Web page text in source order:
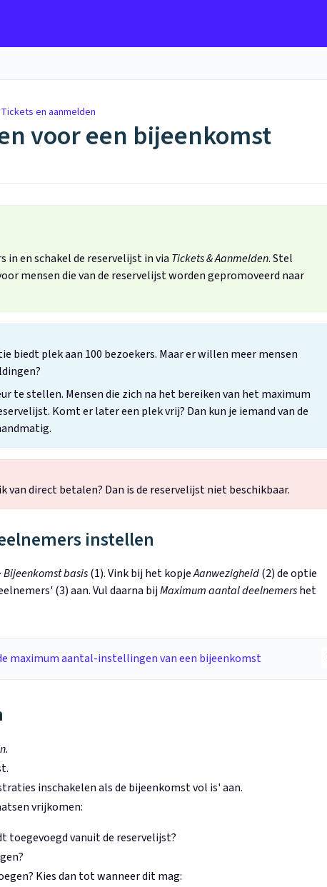
Tickets en aanmelden
voor een bijeenkomst
in en schakel de reservelijst in via Tickets & Aanmelden. Stel
mensen die van de reservelijst worden gepromoveerd naar
biedt plek aan 100 bezoekers. Maar er willen meer mensen
te stellen. Mensen die zich na het bereiken van het maximum
Komt er later een plek vrij? Dan kun je iemand van de
van direct betalen? Dan is de reservelijst niet beschikbaar.
instellen
Bijeenkomst basis(1). Vink bij het kopjeAanwezigheid(2) de optie
(3) aan. Vul daarna bijMaximum aantal deelnemershet
inschakelen als de bijeenkomst vol is' aan.
vrijkomen:
toegevoegd vanuit de reservelijst?
Kies dan tot wanneer dit mag: